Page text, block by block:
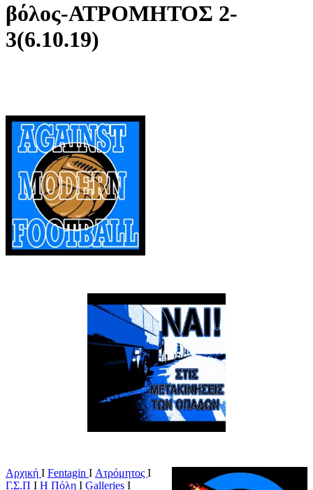
βόλος-ΑΤΡΟΜΗΤΟΣ 2-
3(6.10.19)
Αρχική Ι Fentagin I Ατρόμητος Ι
Γ.Σ.Π Ι Η Πόλη Ι Galleries I